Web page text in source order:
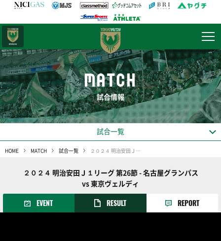
MATCH
試合情報
試合一覧
HOME MATCH 試合一覧 ２０２４ 明治安田Ｊ１リーグ 第26節
２０２４ 明治安田Ｊ１リーグ 第26節 - 名古屋グランパス
vs 東京ヴェルディ
EVENT RESULT REPORT